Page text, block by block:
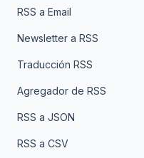
RSS a Email
Newsletter a RSS
Traducción RSS
Agregador de RSS
RSS a JSON
RSS a CSV